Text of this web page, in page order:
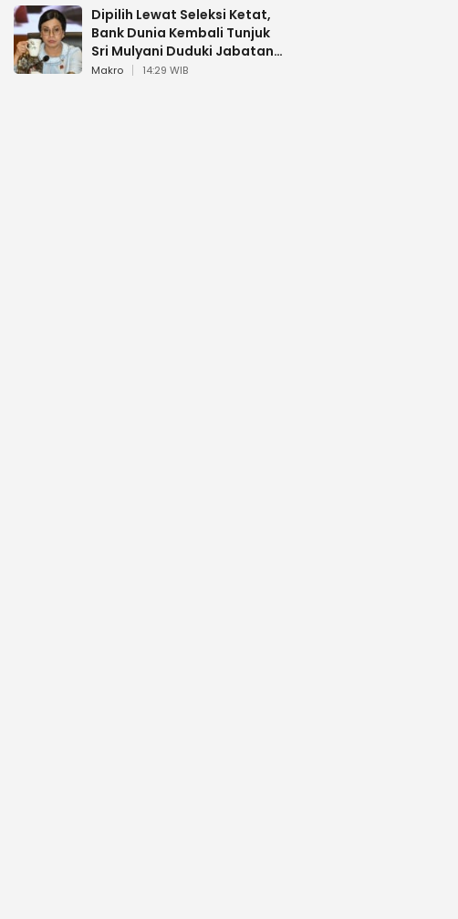
Dipilih Lewat Seleksi Ketat,
Bank Dunia Kembali Tunjuk
Sri Mulyani Duduki Jabatan
Strategis
Makro 14:29 WIB